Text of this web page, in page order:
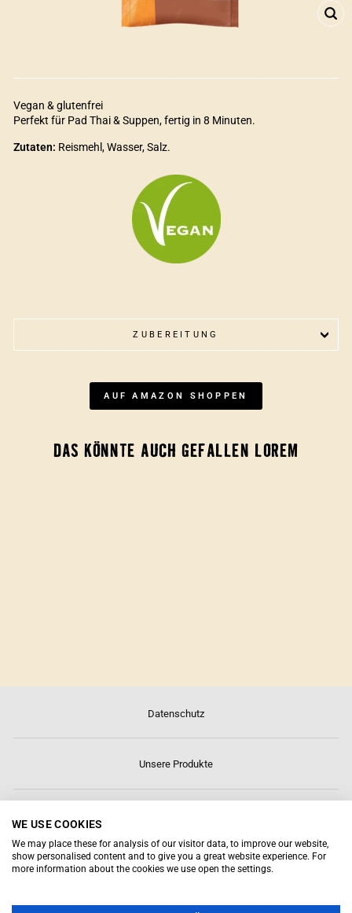
Vegan & glutenfrei
Perfekt für Pad Thai & Suppen, fertig in 8 Minuten.
Zutaten: Reismehl, Wasser, Salz.
ZUBEREITUNG
AUF AMAZON SHOPPEN
DAS KÖNNTE AUCH GEFALLEN LOREM
Datenschutz
Unsere Produkte
Kontakt
WE USE COOKIES
We may place these for analysis of our visitor data, to improve our website,
show personalised content and to give you a great website experience. For
more information about the cookies we use open the settings.